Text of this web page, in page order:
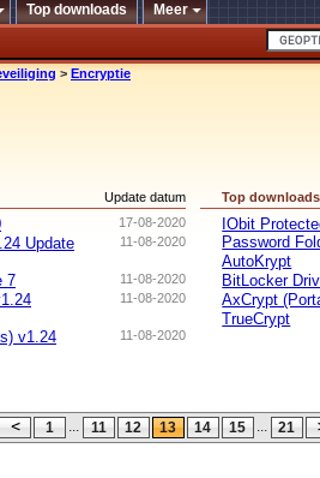
Top downloads Meer
> Encryptie
Update datum
17-08-2020
11-08-2020
Update
11-08-2020
7
11-08-2020
11-08-2020
v1.24
Top downloads
IObit
Password
AutoKrypt
BitLocker
AxCrypt
TrueCrypt
1 ... 11 12 13 14 15 ... 21